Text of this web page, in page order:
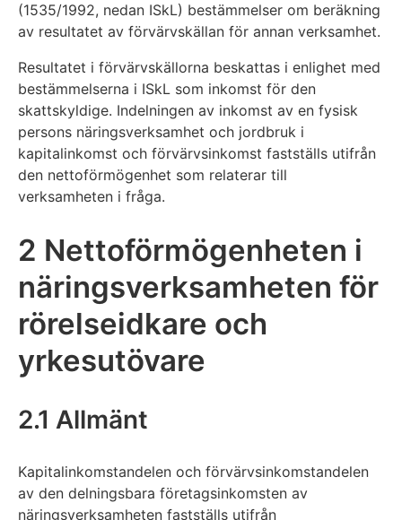
(1535/1992, nedan ISkL) bestämmelser om beräkning
av resultatet av förvärvskällan för annan verksamhet.
Resultatet i förvärvskällorna beskattas i enlighet med
bestämmelserna i ISkL som inkomst för den
skattskyldige. Indelningen av inkomst av en fysisk
persons näringsverksamhet och jordbruk i
kapitalinkomst och förvärvsinkomst fastställs utifrån
den nettoförmögenhet som relaterar till
verksamheten i fråga.
2 Nettoförmögenheten i
näringsverksamheten för
rörelseidkare och
yrkesutövare
2.1 Allmänt
Kapitalinkomstandelen och förvärvsinkomstandelen
av den delningsbara företagsinkomsten av
näringsverksamheten fastställs utifrån